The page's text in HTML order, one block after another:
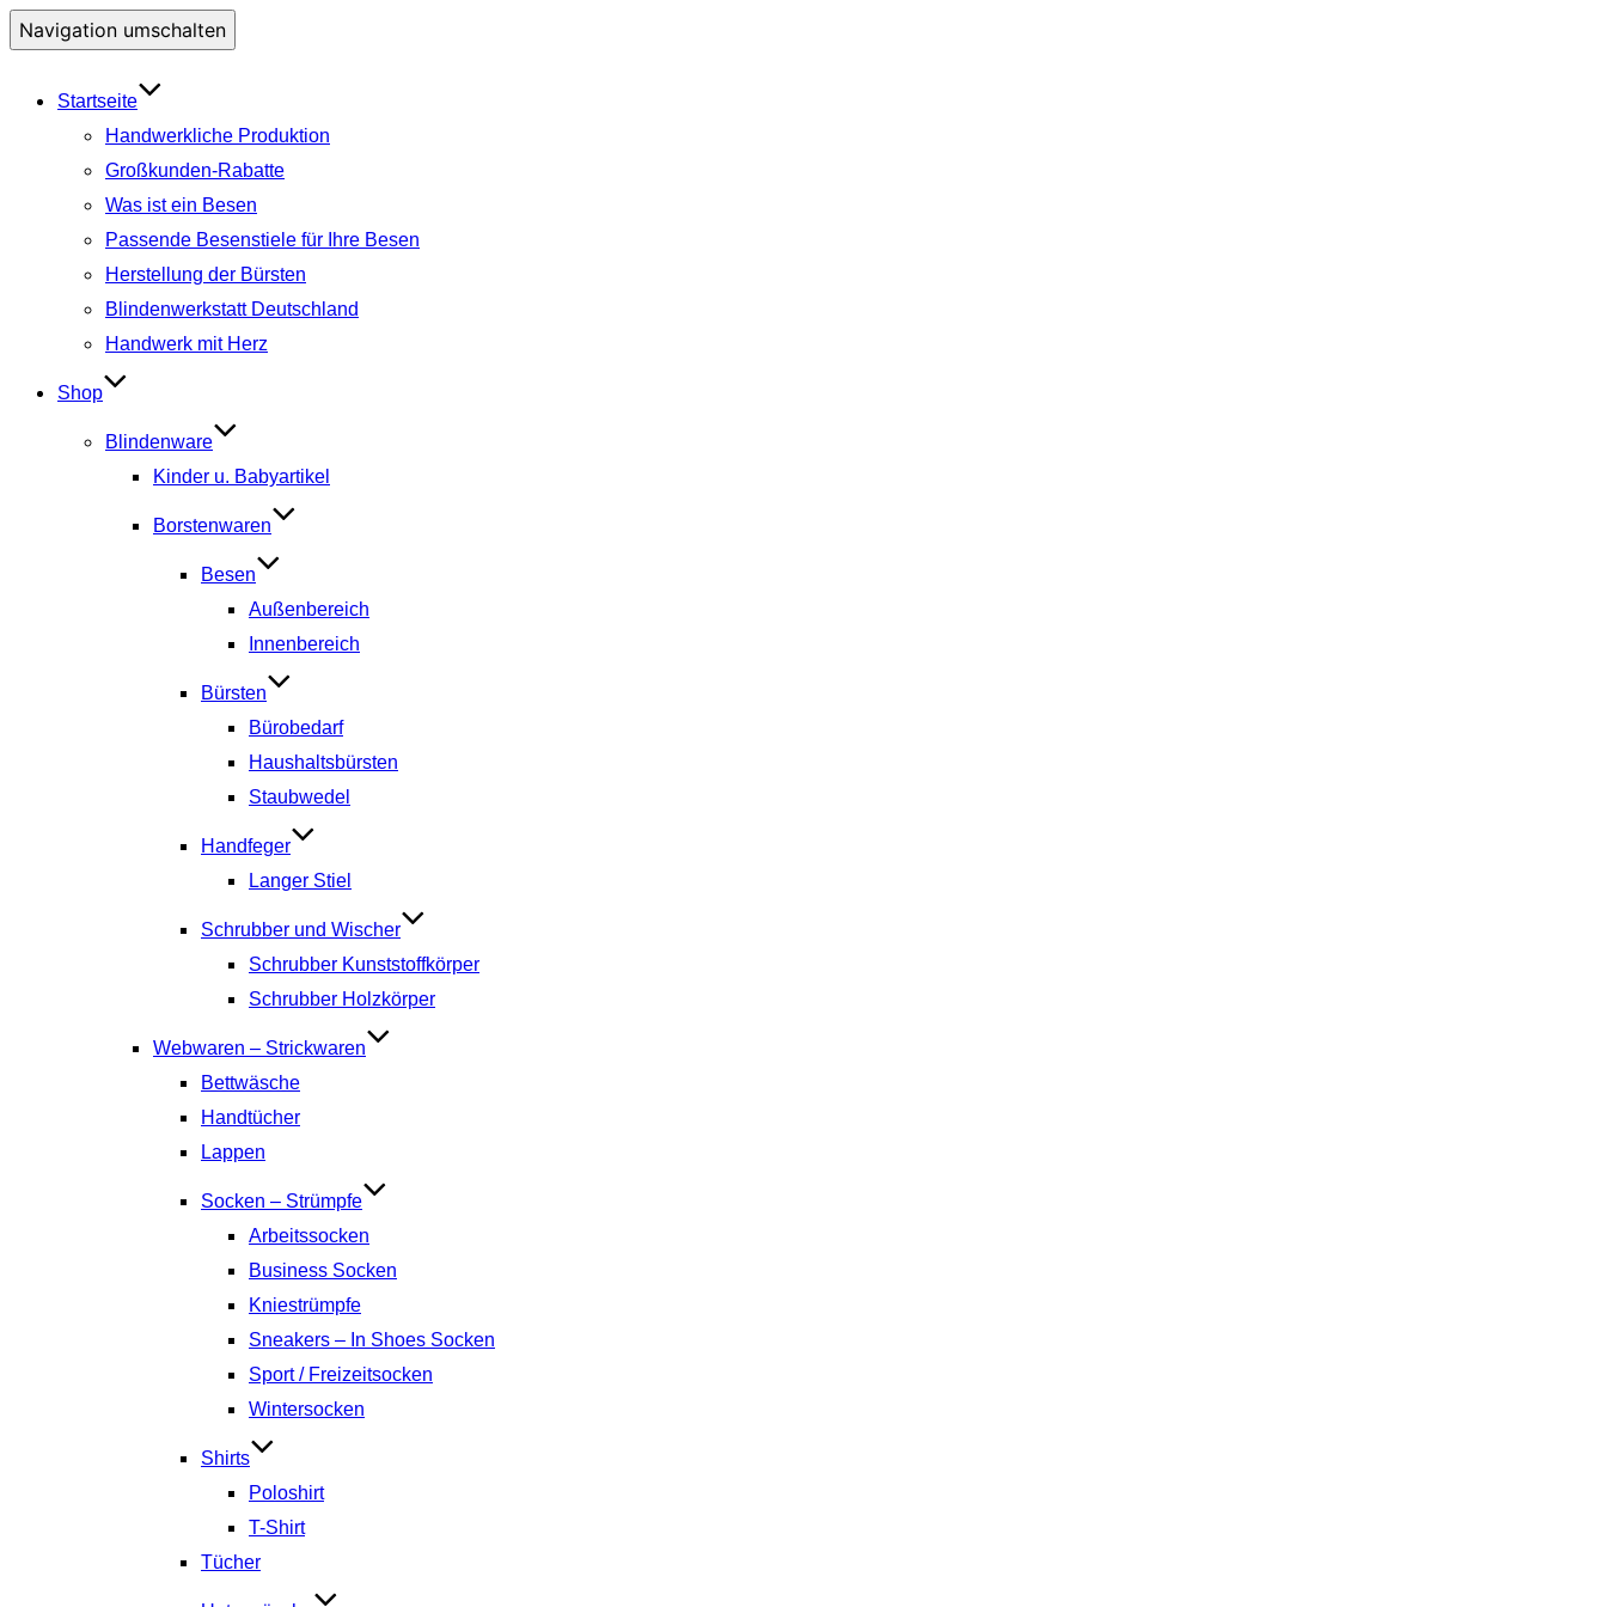
Navigation umschalten
Startseite
Handwerkliche Produktion
Großkunden-Rabatte
Was ist ein Besen
Passende Besenstiele für Ihre Besen
Herstellung der Bürsten
Blindenwerkstatt Deutschland
Handwerk mit Herz
Shop
Blindenware
Kinder u. Babyartikel
Borstenwaren
Besen
Außenbereich
Innenbereich
Bürsten
Bürobedarf
Haushaltsbürsten
Staubwedel
Handfeger
Langer Stiel
Schrubber und Wischer
Schrubber Kunststoffkörper
Schrubber Holzkörper
Webwaren – Strickwaren
Bettwäsche
Handtücher
Lappen
Socken – Strümpfe
Arbeitssocken
Business Socken
Kniestrümpfe
Sneakers – In Shoes Socken
Sport / Freizeitsocken
Wintersocken
Shirts
Poloshirt
T-Shirt
Tücher